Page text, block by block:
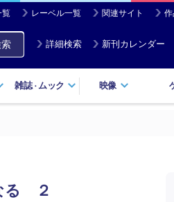
覧 レーベル一覧 関連サイト
詳細検索 新刊カレンダー
雑誌・ ムック 映像
る ２